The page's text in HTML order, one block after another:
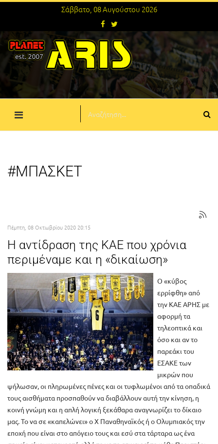
Σάββατο, 08 Αυγούστου 2026
#ΜΠΑΣΚΕΤ
Πέμπτη, 08 Οκτωβρίου 2020 20:15
Η αντίδραση της ΚΑΕ που χρόνια
περιμέναμε και η «δικαίωση»
Ο «κύβος
ερρίφθη» από
την ΚΑΕ ΑΡΗΣ με
αφορμή τα
τηλεοπτικά και
όσο και αν το
παρεάκι του
ΕΣΑΚΕ των
μικρών που
ψήλωσαν, οι πληρωμένες πένες και οι τυφλωμένοι από τα οπαδικά
τους αισθήματα προσπαθούν να διαβάλλουν αυτή την κίνηση, η
κοινή γνώμη και η απλή λογική ξεκάθαρα αναγνωρίζει το δίκαιο
μας. Το να σε «καπελώνει» ο Χ Παναθηναϊκός ή ο Ολυμπιακός την
εποχή που είναι στο απόγειο τους και εσύ στα τάρταρα ως ένα